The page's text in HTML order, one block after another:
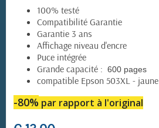
(2 avis)
100% testé
Compatibilité Garantie
Garantie 3 ans
Affichage niveau d'encre
Puce intégrée
Grande capacité : 600 pages
compatible Epson 503XL - jaune
-80% par rapport à l'original